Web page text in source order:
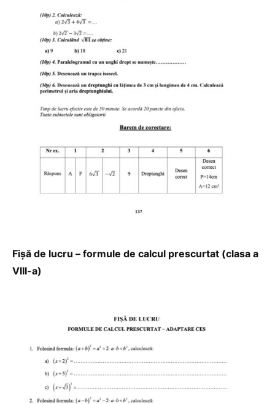
Fișă de lucru – formule de calcul prescurtat (clasa a
VIII-a)